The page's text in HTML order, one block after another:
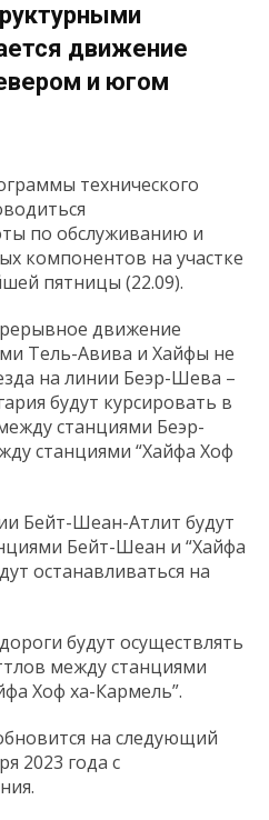
движение
и югом
технического
по обслуживанию и
компонентов на участке
пятницы (22.09).
движение
Тель-Авива и Хайфы не
на линии Беэр-Шева –
будут курсировать в
станциями Беэр-
станциями “Хайфа Хоф
Бейт-Шеан-Атлит будут
Бейт-Шеан и “Хайфа
останавливаться на
будут осуществлять
между станциями
Хоф ха-Кармель”.
на следующий
2023 года с